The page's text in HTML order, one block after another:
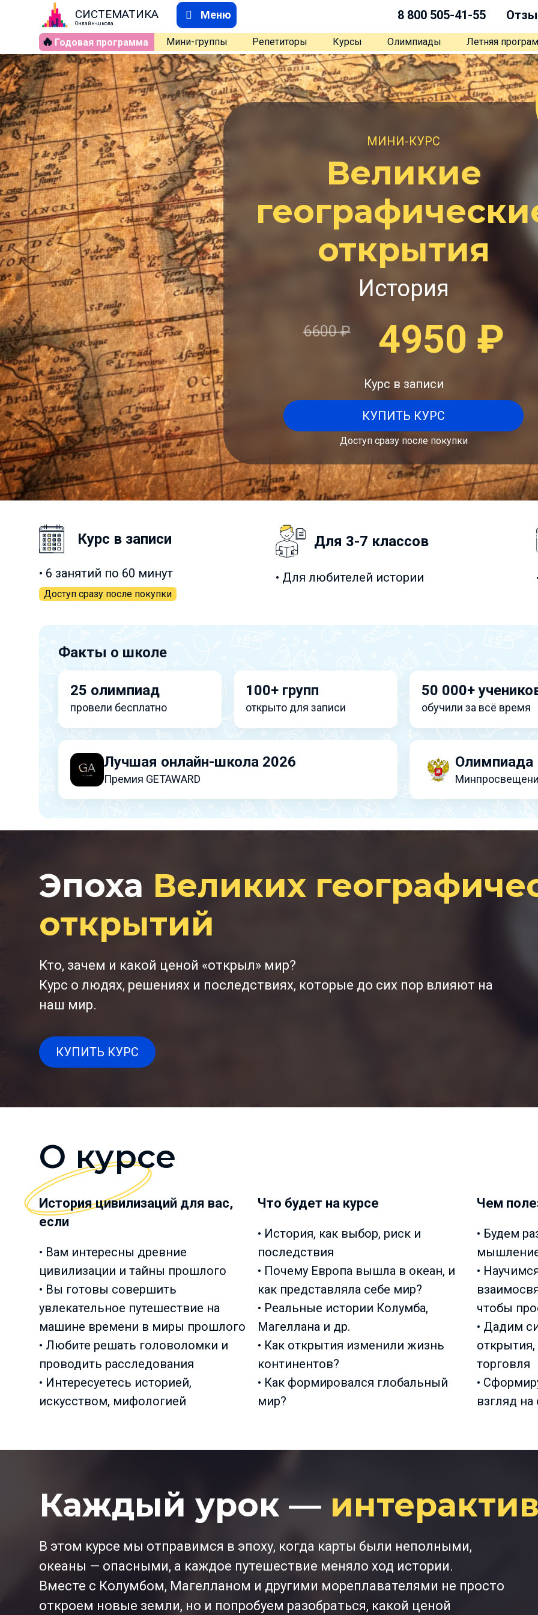
СИСТЕМАТИКА
Онлайн-школа
Меню 8 800 505-41-55
🔥 Годовая программа Мини-группы Репетиторы Курсы Олимпиады Летняя
МИНИ-КУРС
Великие
открытия
История
6600₽ 4950 ₽
Курс в записи
КУПИТЬ КУРС
Доступ сразу после покупки
Курс в записи
• 6 занятий по 60 минут
Доступ сразу после покупки
Для 3-7 классов
• Для любителей истории
Факты о школе
25 олимпиад
провели бесплатно
100+ групп
открыто для записи
50 000+
обучили за всё время
Лучшая онлайн-школа 2026
Премия GETAWARD
Олимпиада
Эпоха Великих
открытий
Кто, зачем и какой ценой «открыл» мир?
Курс о людях, решениях и последствиях, которые до сих пор влияют на
наш мир.
КУПИТЬ КУРС
О курсе
История цивилизаций для вас,
если
• Вам интересны древние
цивилизации и тайны прошлого
• Вы готовы совершить
увлекательное путешествие на
машине времени в миры прошлого
• Любите решать головоломки и
проводить расследования
• Интересуетесь историей,
искусством, мифологией
Что будет на курсе
• История, как выбор, риск и
последствия
• Почему Европа вышла в океан, и
как представляла себе мир?
• Реальные истории Колумба,
Магеллана и др.
• Как открытия изменили жизнь
континентов?
• Как формировался глобальный
мир?
Чем
• Будем
•
чтобы
• Дадим
торговля
•
взгляд
Каждый урок —
В этом курсе мы отправимся в эпоху, когда карты были неполными,
океаны — опасными, а каждое путешествие меняло ход истории.
Вместе с Колумбом, Магелланом и другими мореплавателями не просто
откроем новые земли, но и попробуем разобраться, какой ценой